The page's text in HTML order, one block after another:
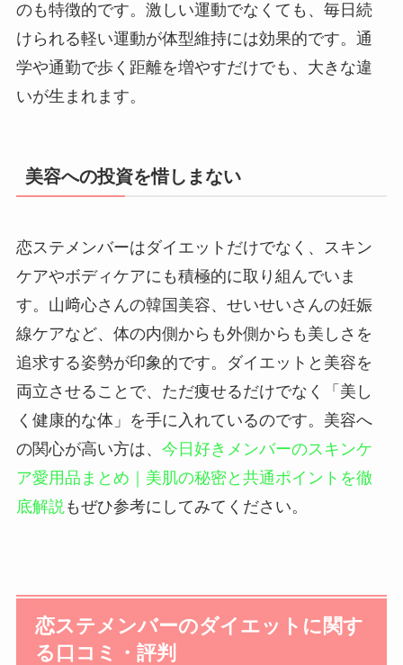
のも特徴的です。激しい運動でなくても、毎日続
けられる軽い運動が体型維持には効果的です。通
学や通勤で歩く距離を増やすだけでも、大きな違
いが生まれます。
美容への投資を惜しまない
恋ステメンバーはダイエットだけでなく、スキン
ケアやボディケアにも積極的に取り組んでいま
す。山﨑心さんの韓国美容、せいせいさんの妊娠
線ケアなど、体の内側からも外側からも美しさを
追求する姿勢が印象的です。ダイエットと美容を
両立させることで、ただ痩せるだけでなく「美し
く健康的な体」を手に入れているのです。美容へ
の関心が高い方は、 今日好きメンバーのスキンケ
ア愛用品まとめ｜美肌の秘密と共通ポイントを徹
底解説 もぜひ参考にしてみてください。
恋ステメンバーのダイエットに関す
る口コミ・評判